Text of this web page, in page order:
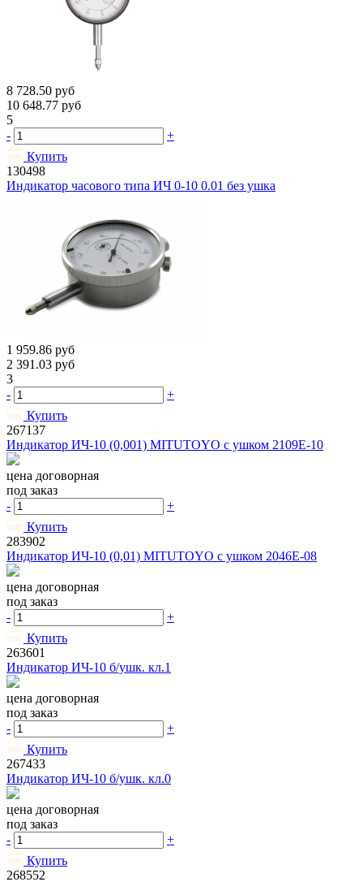
8 728.50 руб
10 648.77 руб
5
-
+
Купить
130498
Индикатор часового типа ИЧ 0-10 0.01 без ушка
1 959.86 руб
2 391.03 руб
3
-
+
Купить
267137
Индикатор ИЧ-10 (0,001) MITUTOYO с ушком 2109Е-10
цена договорная
под заказ
-
+
Купить
283902
Индикатор ИЧ-10 (0,01) MITUTOYO с ушком 2046Е-08
цена договорная
под заказ
-
+
Купить
263601
Индикатор ИЧ-10 б/ушк. кл.1
цена договорная
под заказ
-
+
Купить
267433
Индикатор ИЧ-10 б/ушк. кл.0
цена договорная
под заказ
-
+
Купить
268552